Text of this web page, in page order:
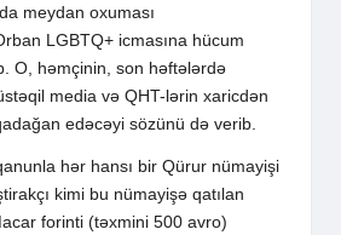
meydan oxuması
LGBTQ+ icmasına hücum
O, həmçinin, son həftələrdə
media və QHT-lərin xaricdən
edəcəyi sözünü də verib.
hər hansı bir Qürur nümayişi
kimi bu nümayişə qatılan
forinti (təxmini 500 avro)